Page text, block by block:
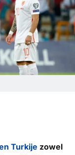
Turkije zowel